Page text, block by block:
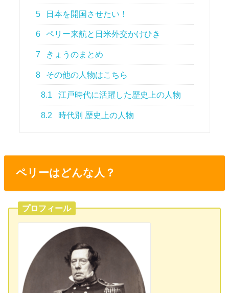
5 日本を開国させたい！
6 ペリー来航と日米外交かけひき
7 きょうのまとめ
8 その他の人物はこちら
8.1 江戸時代に活躍した歴史上の人物
8.2 時代別 歴史上の人物
ペリーはどんな人？
プロフィール